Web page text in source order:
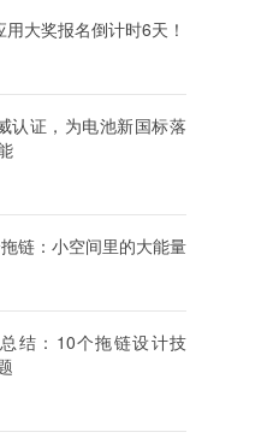
大奖报名倒计时6天！
认证，为电池新国标落
链：小空间里的大能量
结：10个拖链设计技